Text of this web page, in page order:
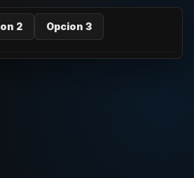
2 Opcion 3